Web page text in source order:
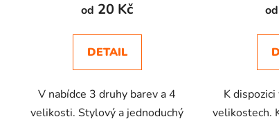
od 20 Kč
DETAIL
V nabídce 3 druhy barev a 4
velikosti. Stylový a jednoduchý
od
K
velikostech.